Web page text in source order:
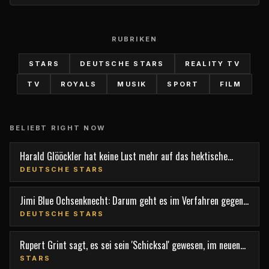
RUBRIKEN
STARS DEUTSCHE STARS REALITY TV
TV ROYALS MUSIK SPORT FILM
BELIEBT RIGHT NOW
Harald Glööckler hat keine Lust mehr auf das hektische
Berlin
DEUTSCHE STARS
Jimi Blue Ochsenknecht: Darum geht es im Verfahren gegen
den TV-Star
DEUTSCHE STARS
Rupert Grint sagt, es sei sein 'Schicksal' gewesen, im neuen
Film 'Nightborn' mitzuspielen
STARS